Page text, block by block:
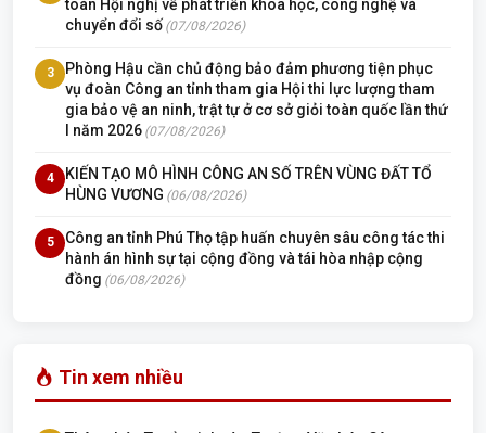
toàn Hội nghị về phát triển khoa học, công nghệ và
chuyển đổi số (07/08/2026)
3
Phòng Hậu cần chủ động bảo đảm phương tiện phục
vụ đoàn Công an tỉnh tham gia Hội thi lực lượng tham
gia bảo vệ an ninh, trật tự ở cơ sở giỏi toàn quốc lần thứ
I năm 2026 (07/08/2026)
4
KIẾN TẠO MÔ HÌNH CÔNG AN SỐ TRÊN VÙNG ĐẤT TỔ
HÙNG VƯƠNG (06/08/2026)
5
Công an tỉnh Phú Thọ tập huấn chuyên sâu công tác thi
hành án hình sự tại cộng đồng và tái hòa nhập cộng
đồng (06/08/2026)
Tin xem nhiều